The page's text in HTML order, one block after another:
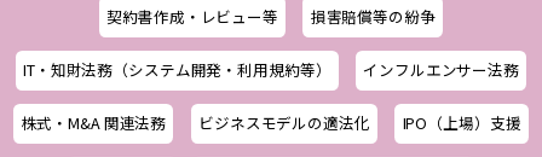
契約書作成・レビュー等 損害賠償等の紛争
IT・知財法務（システム開発・利用規約等） インフルエンサー法務
株式・M&A 関連法務 ビジネスモデルの適法化 IPO（上場）支援